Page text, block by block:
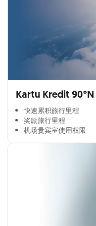
Kartu Kredit 90°N
快速累积旅行里程​
奖励旅行里程​
机场贵宾室使用权限​